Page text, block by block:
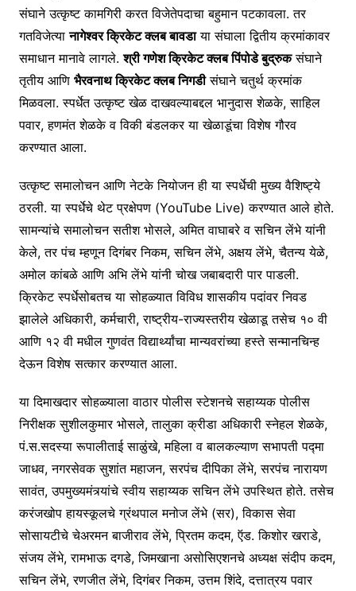
संघाने उत्कृष्ट कामगिरी करत विजेतेपदाचा बहुमान पटकावला. तर
गतविजेत्यानागेश्वर क्रिकेट क्लब बावडाया संघाला द्वितीय क्रमांकावर
समाधान मानावे लागले.श्री गणेश क्रिकेट क्लब पिंपोडे बुद्रुकसंघाने
तृतीय आणि भैरवनाथ क्रिकेट क्लब निगडीसंघाने चतुर्थ क्रमांक
मिळवला. स्पर्धेत उत्कृष्ट खेळ दाखवल्याबद्दल भानुदास शेळके, साहिल
पवार, हणमंत शेळके व विकी बंडलकर या खेळाडूंचा विशेष गौरव
करण्यात आला.
उत्कृष्ट समालोचन आणि नेटके नियोजन ही या स्पर्धेची मुख्य वैशिष्ट्ये
ठरली. या स्पर्धेचे थेट प्रक्षेपण (YouTube Live) करण्यात आले होते.
सामन्यांचे समालोचन सतीश भोसले, अमित वाघाबरे व सचिन लेंभे यांनी
केले, तर पंच म्हणून दिगंबर निकम, सचिन लेंभे, अक्षय लेंभे, चैतन्य येळे,
अमोल कांबळे आणि अभि लेंभे यांनी चोख जबाबदारी पार पाडली.
क्रिकेट स्पर्धेसोबतच या सोहळ्यात विविध शासकीय पदांवर निवड
झालेले अधिकारी, कर्मचारी, राष्ट्रीय-राज्यस्तरीय खेळाडू तसेच १० वी
आणि १२ वी मधील गुणवंत विद्यार्थ्यांचा मान्यवरांच्या हस्ते सन्मानचिन्ह
देऊन विशेष सत्कार करण्यात आला.
या दिमाखदार सोहळ्याला वाठार पोलीस स्टेशनचे सहाय्यक पोलीस
निरीक्षक सुशीलकुमार भोसले, तालुका क्रीडा अधिकारी स्नेहल शेळके,
पं.स.सदस्या रूपालीताई साळुंखे, महिला व बालकल्याण सभापती पद्मा
जाधव, नगरसेवक सुशांत महाजन, सरपंच दीपिका लेंभे, सरपंच नारायण
सावंत, उपमुख्यमंत्र्यांचे स्वीय सहाय्यक सचिन लेंभे उपस्थित होते. तसेच
करंजखोप हायस्कूलचे ग्रंथपाल मनोज लेंभे (सर), विकास सेवा
सोसायटीचे चेअरमन बाजीराव लेंभे, प्रितम कदम, ऍड. किशोर खराडे,
संजय लेंभे, रामभाऊ दगडे, जिमखाना असोसिएशनचे अध्यक्ष संदीप कदम,
सचिन लेंभे, रणजीत लेंभे, दिगंबर निकम, उत्तम शिंदे, दत्तात्रय पवार